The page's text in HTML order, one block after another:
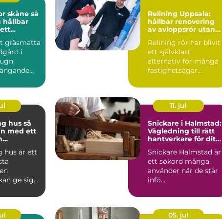
så
hållbar
gräsmatta
i
Relining Uppsala:
hållbar renovering
av avloppsrör utan
Relining rör har blivit
ett självklart
alternativ för många
fastighetsägar...
så
med ett
hus är ett
ge sig
11. jul
Snickare i Halmstad:
Vägledning till rätt
hantverkare för ditt
Snickare Halmstad är
ett sökord många
använder när de står
infö...
05. jul